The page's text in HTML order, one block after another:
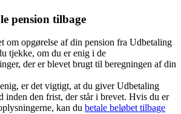
pension tilbage
om opgørelse af din pension fra Udbetaling
tjekke, om du er enig i de
der er blevet brugt til beregningen af din
er det vigtigt, at du giver Udbetaling
inden den frist, der står i brevet. Hvis du er
kan du betale beløbet tilbage